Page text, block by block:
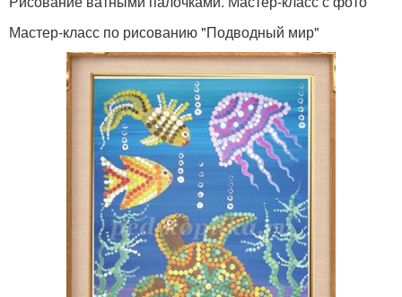
Мастер-класс по рисованию "Подводный мир"